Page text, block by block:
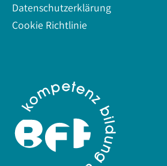
Datenschutzerklärung
Cookie Richtlinie